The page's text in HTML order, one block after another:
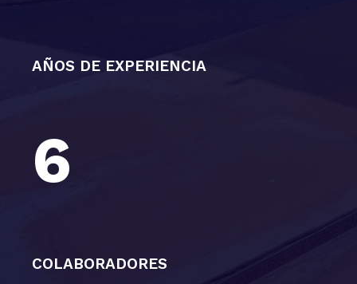
AÑOS DE EXPERIENCIA
6
COLABORADORES